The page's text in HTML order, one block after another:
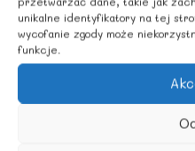
unikalne identyfikatory na tej
wycofanie zgody może
funkcje.
Podobne produkty